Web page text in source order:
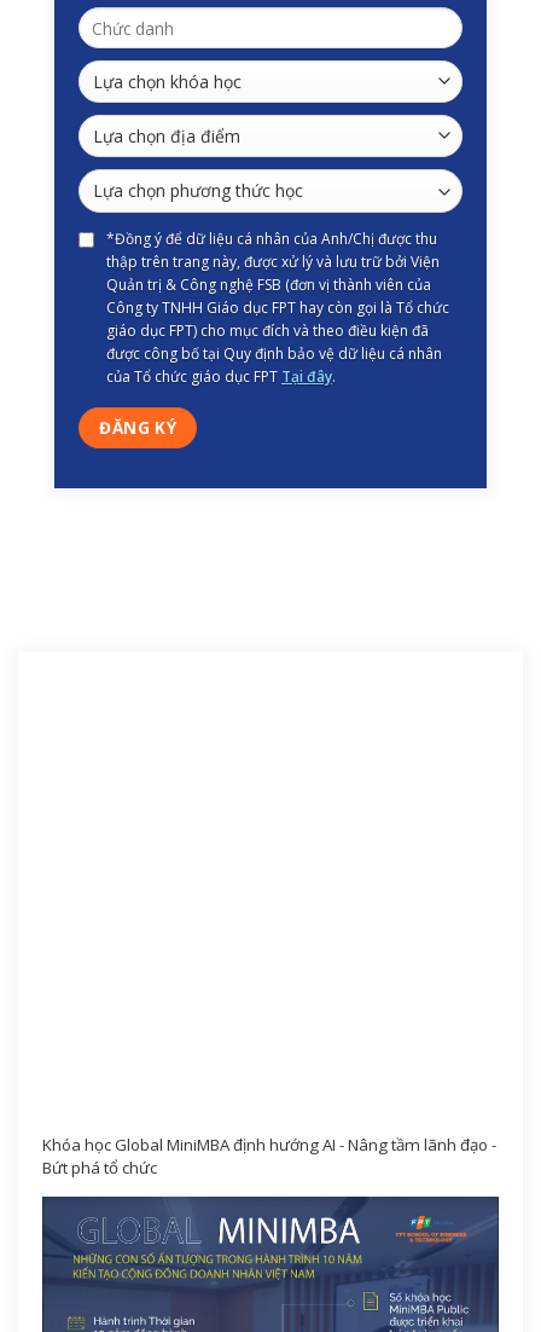
*Đồng ý để dữ liệu cá nhân của Anh/Chị được thu
thập trên trang này, được xử lý và lưu trữ bởi Viện
Quản trị & Công nghệ FSB (đơn vị thành viên của
Công ty TNHH Giáo dục FPT hay còn gọi là Tổ chức
giáo dục FPT) cho mục đích và theo điều kiện đã
được công bố tại Quy định bảo vệ dữ liệu cá nhân
của Tổ chức giáo dục FPT Tại đây.
Khóa học Global MiniMBA định hướng AI - Nâng tầm lãnh đạo -
Bứt phá tổ chức